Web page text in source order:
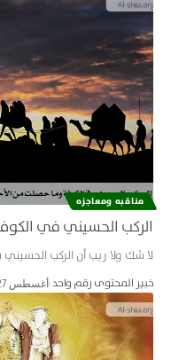
مناقبه ومعاجزه
الركب الحسيني في
لا شك ولا ريب أن الركب
خبير المحتوى رقم واحد أغسطس 27, 2024